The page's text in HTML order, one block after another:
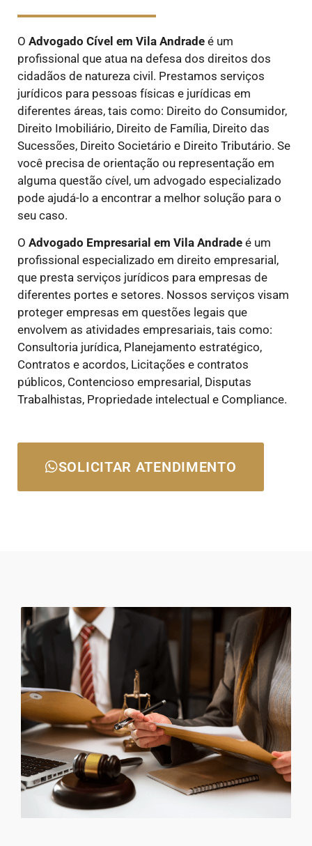
O Advogado Cível em Vila Andrade é um
profissional que atua na defesa dos direitos dos
cidadãos de natureza civil. Prestamos serviços
jurídicos para pessoas físicas e jurídicas em
diferentes áreas, tais como: Direito do Consumidor,
Direito Imobiliário, Direito de Família, Direito das
Sucessões, Direito Societário e Direito Tributário. Se
você precisa de orientação ou representação em
alguma questão cível, um advogado especializado
pode ajudá-lo a encontrar a melhor solução para o
seu caso.
O Advogado Empresarial em Vila Andrade é um
profissional especializado em direito empresarial,
que presta serviços jurídicos para empresas de
diferentes portes e setores. Nossos serviços visam
proteger empresas em questões legais que
envolvem as atividades empresariais, tais como:
Consultoria jurídica, Planejamento estratégico,
Contratos e acordos, Licitações e contratos
públicos, Contencioso empresarial, Disputas
Trabalhistas, Propriedade intelectual e Compliance.
SOLICITAR ATENDIMENTO